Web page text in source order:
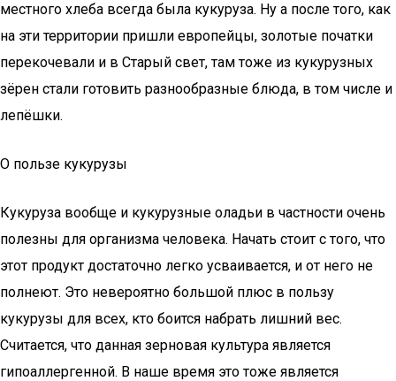
местного хлеба всегда была кукуруза. Ну а после того, как
на эти территории пришли европейцы, золотые початки
перекочевали и в Старый свет, там тоже из кукурузных
зёрен стали готовить разнообразные блюда, в том числе и
лепёшки.
О пользе кукурузы
Кукуруза вообще и кукурузные оладьи в частности очень
полезны для организма человека. Начать стоит с того, что
этот продукт достаточно легко усваивается, и от него не
полнеют. Это невероятно большой плюс в пользу
кукурузы для всех, кто боится набрать лишний вес.
Считается, что данная зерновая культура является
гипоаллергенной. В наше время это тоже является